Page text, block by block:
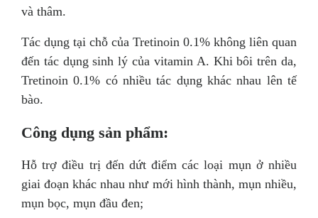
và thâm.
Tác dụng tại chỗ của Tretinoin 0.1% không liên quan
đến tác dụng sinh lý của vitamin A. Khi bôi trên da,
Tretinoin 0.1% có nhiều tác dụng khác nhau lên tế
bào.
Công dụng sản phẩm:
Hỗ trợ điều trị đến dứt điểm các loại mụn ở nhiều
giai đoạn khác nhau như mới hình thành, mụn nhiều,
mụn bọc, mụn đầu đen;